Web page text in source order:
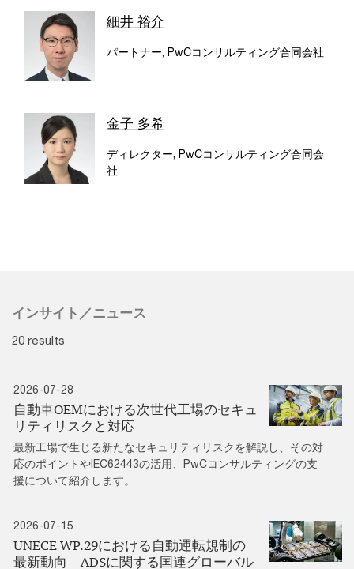
細井 裕介
パートナー, PwCコンサルティング合同会社
金子 多希
ディレクター, PwCコンサルティング合同会
社
インサイト／ニュース
20 results
2026-07-28
自動車OEMにおける次世代工場のセキュ
リティリスクと対応
最新工場で生じる新たなセキュリティリスクを解説し、その対
応のポイントやIEC62443の活用、PwCコンサルティングの支
援について紹介します。
2026-07-15
UNECE WP.29における自動運転規制の
最新動向―ADSに関する国連グローバル